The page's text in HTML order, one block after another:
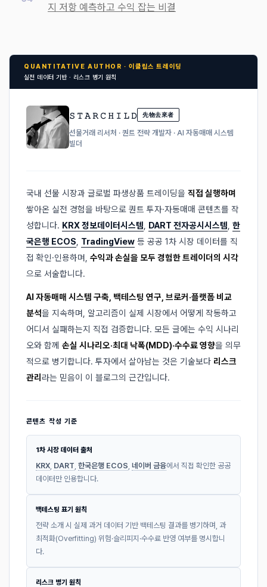
지 저항 예측하고 수익 잡는 비결
QUANTITATIVE AUTHOR · 이클립스 트레이딩
실전 데이터 기반 · 리스크 병기 원칙
𝚂 𝚃 𝙰 𝚁 𝙲 𝙷 𝙸 𝙻 𝙳 先物去來者
선물거래 리서처 · 퀀트 전략 개발자 · AI 자동매매 시스템
빌더
국내 선물 시장과 글로벌 파생상품 트레이딩을 직접 실행하며
쌓아온 실전 경험을 바탕으로 퀀트 투자·자동매매 콘텐츠를 작
성합니다. KRX 정보데이터시스템 DART 전자공시시스템 한
국은행 ECOS TradingView 등 공공 1차 시장 데이터를 직
접 확인·인용하며, 수익과 손실을 모두 경험한 트레이더의 시각
으로 서술합니다.
AI 자동매매 시스템 구축, 백테스팅 연구, 브로커·플랫폼 비교
분석을 지속하며, 알고리즘이 실제 시장에서 어떻게 작동하고
어디서 실패하는지 직접 검증합니다. 모든 글에는 수익 시나리
오와 함께 손실 시나리오·최대 낙폭(MDD)·수수료 영향을 의무
적으로 병기합니다. 투자에서 살아남는 것은 기술보다 리스크
관리 라는 믿음이 이 블로그의 근간입니다.
콘텐츠 작성 기준
1차 시장 데이터 출처
KRX DART 한국은행 ECOS 네이버 금융에서 직접 확인한 공공
데이터만 인용합니다.
백테스팅 표기 원칙
전략 소개 시 실제 과거 데이터 기반 백테스팅 결과를 병기하며, 과
최적화(Overfitting) 위험·슬리피지·수수료 반영 여부를 명시합니
다.
리스크 병기 원칙